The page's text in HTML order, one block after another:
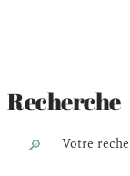
Recherche